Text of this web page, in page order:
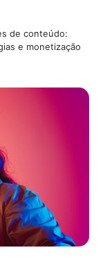
de conteúdo:
e monetização